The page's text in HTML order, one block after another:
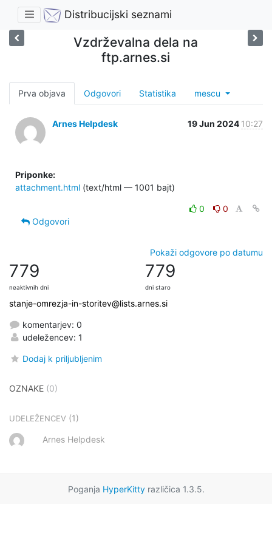
Distribucijski seznami
Vzdrževalna dela na
ftp.arnes.si
Prva objava Odgovori Statistika mescu
Arnes Helpdesk 19 Jun 2024 10:27
Priponke:
attachment.html (text/html — 1001 bajt)
0
0
Odgovori
Pokaži odgovore po datumu
779
neaktivnih dni
779
dni staro
stanje-omrezja-in-storitev@lists.arnes.si
komentarjev: 0
udeležencev: 1
Dodaj k priljubljenim
OZNAKE (0)
UDELEŽENCEV (1)
Arnes Helpdesk
Poganja HyperKittyrazličica 1.3.5.